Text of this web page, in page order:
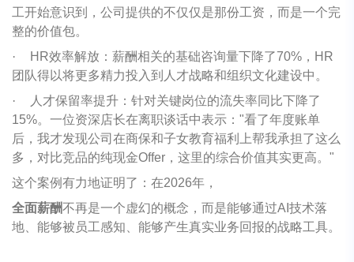
工开始意识到，公司提供的不仅仅是那份工资，而是一个完
整的价值包。
·
HR效率解放：薪酬相关的基础咨询量下降了70%，HR
团队得以将更多精力投入到人才战略和组织文化建设中。
·
人才保留率提升：针对关键岗位的流失率同比下降了
15%。一位资深店长在离职谈话中表示："看了年度账单
后，我才发现公司在商保和子女教育福利上帮我承担了这么
多，对比竞品的纯现金Offer，这里的综合价值其实更高。"
这个案例有力地证明了：在2026年，
全面薪酬不再是一个虚幻的概念，而是能够通过AI技术落
地、能够被员工感知、能够产生真实业务回报的战略工具。